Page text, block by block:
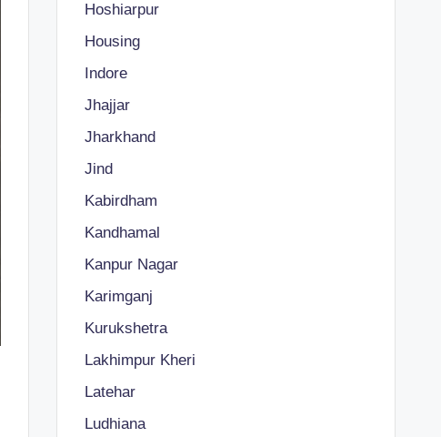
Hoshiarpur
Housing
Indore
Jhajjar
Jharkhand
Jind
Kabirdham
Kandhamal
Kanpur Nagar
Karimganj
Kurukshetra
Lakhimpur Kheri
Latehar
Ludhiana